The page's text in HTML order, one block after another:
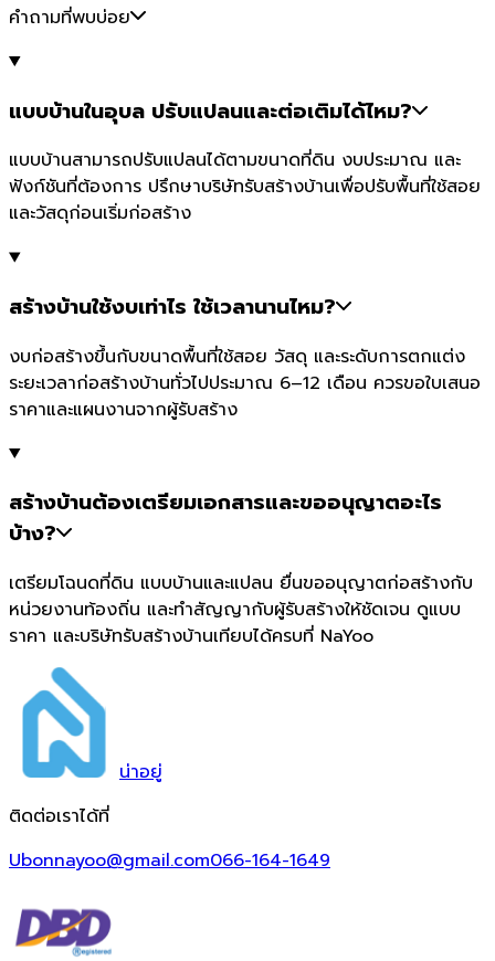
คำถามที่พบบ่อย
แบบบ้านในอุบล ปรับแปลนและต่อเติมได้ไหม?
แบบบ้านสามารถปรับแปลนได้ตามขนาดที่ดิน งบประมาณ และ
ฟังก์ชันที่ต้องการ ปรึกษาบริษัทรับสร้างบ้านเพื่อปรับพื้นที่ใช้สอย
และวัสดุก่อนเริ่มก่อสร้าง
สร้างบ้านใช้งบเท่าไร ใช้เวลานานไหม?
งบก่อสร้างขึ้นกับขนาดพื้นที่ใช้สอย วัสดุ และระดับการตกแต่ง
ระยะเวลาก่อสร้างบ้านทั่วไปประมาณ 6–12 เดือน ควรขอใบเสนอ
ราคาและแผนงานจากผู้รับสร้าง
สร้างบ้านต้องเตรียมเอกสารและขออนุญาตอะไร
บ้าง?
เตรียมโฉนดที่ดิน แบบบ้านและแปลน ยื่นขออนุญาตก่อสร้างกับ
หน่วยงานท้องถิ่น และทำสัญญากับผู้รับสร้างให้ชัดเจน ดูแบบ
ราคา และบริษัทรับสร้างบ้านเทียบได้ครบที่ NaYoo
น่าอยู่
ติดต่อเราได้ที่
Ubonnayoo@gmail.com066-164-1649